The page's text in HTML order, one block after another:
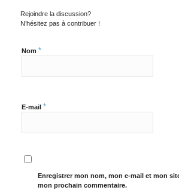
Rejoindre la discussion?
N’hésitez pas à contribuer !
Nom *
E-mail *
Enregistrer mon nom, mon e-mail et mon
mon prochain commentaire.